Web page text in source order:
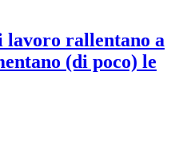
rallentano a
(di poco) le